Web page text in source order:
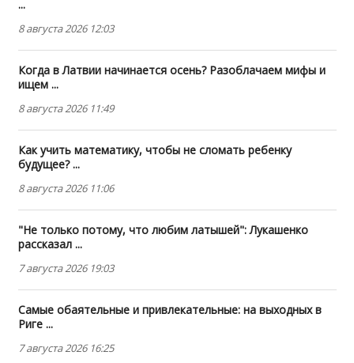
...
8 августа 2026 12:03
Когда в Латвии начинается осень? Разоблачаем мифы и
ищем ...
8 августа 2026 11:49
Как учить математику, чтобы не сломать ребенку
будущее? ...
8 августа 2026 11:06
"Не только потому, что любим латышей": Лукашенко
рассказал ...
7 августа 2026 19:03
Самые обаятельные и привлекательные: на выходных в
Риге ...
7 августа 2026 16:25